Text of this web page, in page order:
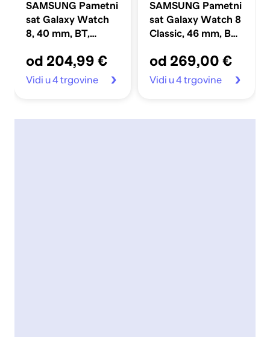
SAMSUNG Pametni
sat Galaxy Watch
8, 40 mm, BT,
L320NDAAEUE)
od 204,99 €
Vidi u 4 trgovine
SAMSUNG Pametni
sat Galaxy Watch 8
Classic, 46 mm, BT,
L500NZKAEUE)
od 269,00 €
Vidi u 4 trgovine